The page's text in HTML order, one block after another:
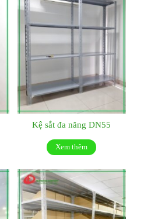
Kệ sắt đa năng DN55
Xem thêm